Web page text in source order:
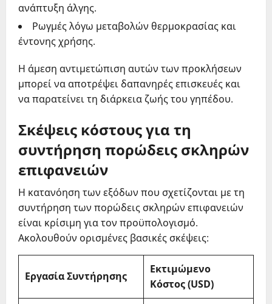
ανάπτυξη άλγης.
Ρωγμές λόγω μεταβολών θερμοκρασίας και
έντονης χρήσης.
Η άμεση αντιμετώπιση αυτών των προκλήσεων
μπορεί να αποτρέψει δαπανηρές επισκευές και
να παρατείνει τη διάρκεια ζωής του γηπέδου.
Σκέψεις κόστους για τη
συντήρηση πορώδεις σκληρών
επιφανειών
Η κατανόηση των εξόδων που σχετίζονται με τη
συντήρηση των πορώδεις σκληρών επιφανειών
είναι κρίσιμη για τον προϋπολογισμό.
Ακολουθούν ορισμένες βασικές σκέψεις:
Εργασία Συντήρησης
Εκτιμώμενο
Κόστος (USD)